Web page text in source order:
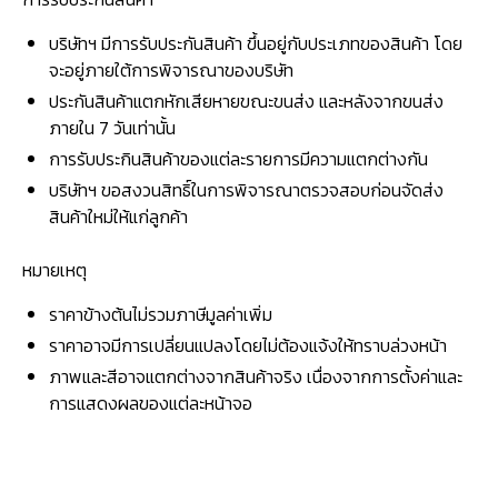
บริษัทฯ มีการรับประกันสินค้า ขึ้นอยู่กับประเภทของสินค้า โดย
จะอยู่ภายใต้การพิจารณาของบริษัท
ประกันสินค้าแตกหักเสียหายขณะขนส่ง และหลังจากขนส่ง
ภายใน 7 วันเท่านั้น
การรับประกินสินค้าของแต่ละรายการมีความแตกต่างกัน
บริษัทฯ ขอสงวนสิทธิ์ในการพิจารณาตรวจสอบก่อนจัดส่ง
สินค้าใหม่ให้แก่ลูกค้า
หมายเหตุ
ราคาข้างต้นไม่รวมภาษีมูลค่าเพิ่ม
ราคาอาจมีการเปลี่ยนแปลงโดยไม่ต้องแจ้งให้ทราบล่วงหน้า
ภาพและสีอาจแตกต่างจากสินค้าจริง เนื่องจากการตั้งค่าและ
การแสดงผลของแต่ละหน้าจอ